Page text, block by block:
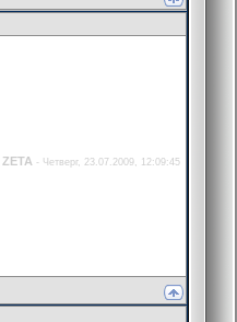
ZETA - Четверг, 23.07.2009, 12:09:45